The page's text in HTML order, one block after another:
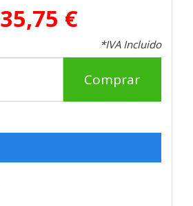
35,75 €
*IVA Incluido
Comprar